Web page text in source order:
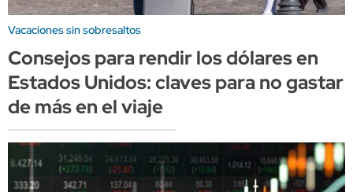
Vacaciones sin sobresaltos
Consejos para rendir los dólares en
Estados Unidos: claves para no gastar
de más en el viaje